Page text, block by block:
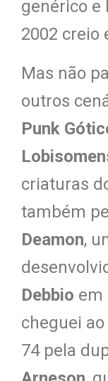
genérico e
2002 creio
Mas não
outros
Punk
criaturas
também
Deamon,
Debbio em
cheguei
74 pela